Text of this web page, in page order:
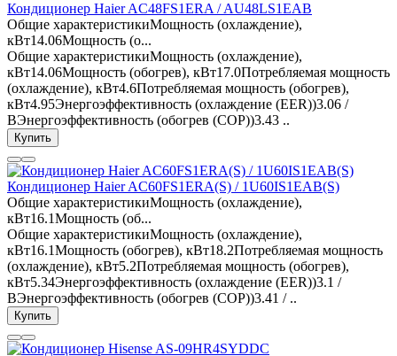
Кондиционер Haier AC48FS1ERA / AU48LS1EAB
Общие характеристикиМощность (охлаждение),
кВт14.06Мощность (о...
Общие характеристикиМощность (охлаждение),
кВт14.06Мощность (обогрев), кВт17.0Потребляемая мощность
(охлаждение), кВт4.6Потребляемая мощность (обогрев),
кВт4.95Энергоэффективность (охлаждение (EER))3.06 /
BЭнергоэффективность (обогрев (COP))3.43 ..
Купить
Кондиционер Haier AC60FS1ERA(S) / 1U60IS1EAB(S)
Общие характеристикиМощность (охлаждение),
кВт16.1Мощность (об...
Общие характеристикиМощность (охлаждение),
кВт16.1Мощность (обогрев), кВт18.2Потребляемая мощность
(охлаждение), кВт5.2Потребляемая мощность (обогрев),
кВт5.34Энергоэффективность (охлаждение (EER))3.1 /
BЭнергоэффективность (обогрев (COP))3.41 / ..
Купить